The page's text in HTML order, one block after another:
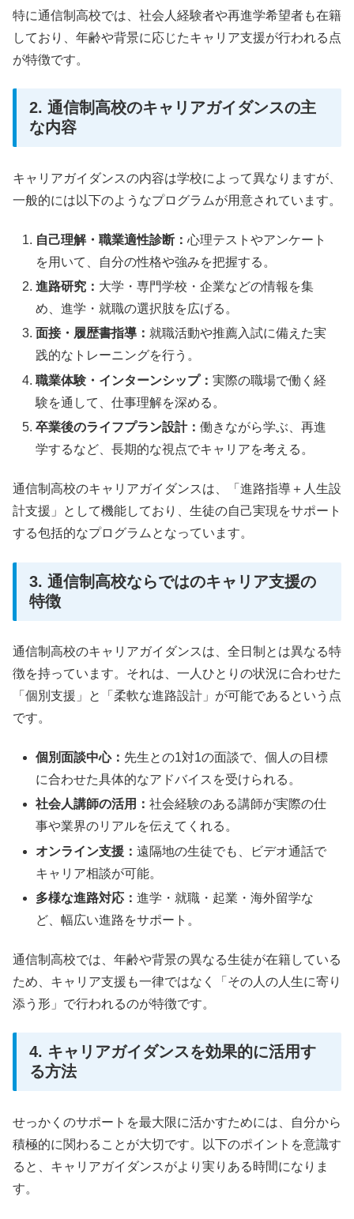
特に通信制高校では、社会人経験者や再進学希望者も在籍
しており、年齢や背景に応じたキャリア支援が行われる点
が特徴です。
2. 通信制高校のキャリアガイダンスの主
な内容
キャリアガイダンスの内容は学校によって異なりますが、
一般的には以下のようなプログラムが用意されています。
自己理解・職業適性診断：心理テストやアンケート
を用いて、自分の性格や強みを把握する。
進路研究： 大学・専門学校・企業などの情報を集
め、進学・就職の選択肢を広げる。
面接・履歴書指導： 就職活動や推薦入試に備えた実
践的なトレーニングを行う。
職業体験・インターンシップ：実際の職場で働く経
験を通して、仕事理解を深める。
卒業後のライフプラン設計：働きながら学ぶ、再進
学するなど、長期的な視点でキャリアを考える。
通信制高校のキャリアガイダンスは、「進路指導＋人生設
計支援」として機能しており、生徒の自己実現をサポート
する包括的なプログラムとなっています。
3. 通信制高校ならではのキャリア支援の
特徴
通信制高校のキャリアガイダンスは、全日制とは異なる特
徴を持っています。それは、一人ひとりの状況に合わせた
「個別支援」と「柔軟な進路設計」が可能であるという点
です。
個別面談中心： 先生との1対1の面談で、個人の目標
に合わせた具体的なアドバイスを受けられる。
社会人講師の活用：社会経験のある講師が実際の仕
事や業界のリアルを伝えてくれる。
オンライン支援：遠隔地の生徒でも、ビデオ通話で
キャリア相談が可能。
多様な進路対応：進学・就職・起業・海外留学な
ど、幅広い進路をサポート。
通信制高校では、年齢や背景の異なる生徒が在籍している
ため、キャリア支援も一律ではなく「その人の人生に寄り
添う形」で行われるのが特徴です。
4. キャリアガイダンスを効果的に活用す
る方法
せっかくのサポートを最大限に活かすためには、自分から
積極的に関わることが大切です。以下のポイントを意識す
ると、キャリアガイダンスがより実りある時間になりま
す。